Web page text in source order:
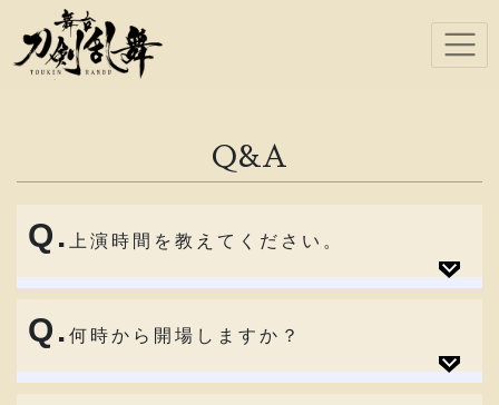
Q&A
Q. 上演時間を教えてください。
Q. 何時から開場しますか？